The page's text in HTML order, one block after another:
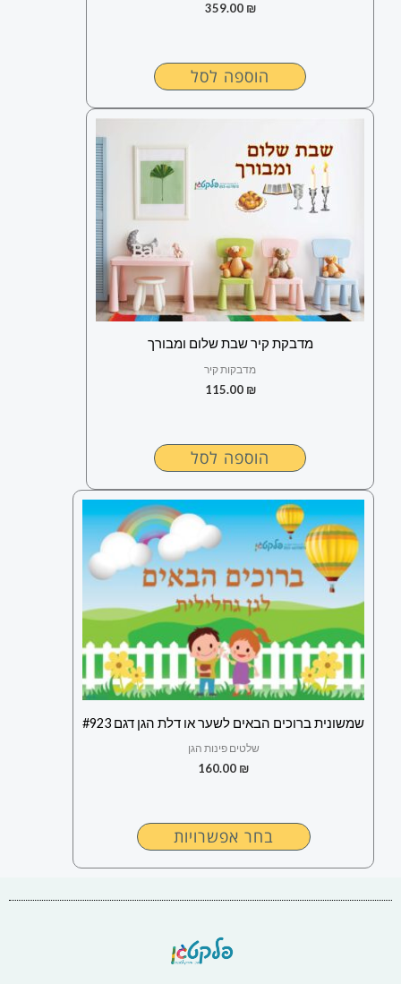
359.00 ₪
הוספה לסל
מדבקת קיר שבת שלום ומבורך
מדבקות קיר
115.00 ₪
הוספה לסל
שמשונית ברוכים הבאים לשער או דלת הגן דגם #923
שלטים פינות הגן
160.00 ₪
בחר אפשרויות
למוצר
זה
יש
מספר
סוגים.
ניתן
לבחור
את
האפשרויות
בעמוד
המוצר